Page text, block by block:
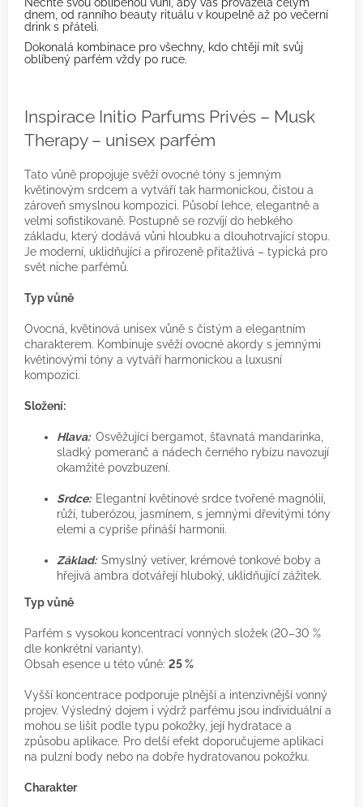
dnem, od ranního beauty rituálu v koupelně až po večerní
drink s přáteli.
Dokonalá kombinace pro všechny, kdo chtějí mít svůj
oblíbený parfém vždy po ruce.
Inspirace Initio Parfums Privés – Musk
Therapy – unisex parfém
Tato vůně propojuje svěží ovocné tóny s jemným
květinovým srdcem a vytváří tak harmonickou, čistou a
zároveň smyslnou kompozici. Působí lehce, elegantně a
velmi sofistikovaně. Postupně se rozvíjí do hebkého
základu, který dodává vůni hloubku a dlouhotrvající stopu.
Je moderní, uklidňující a přirozeně přitažlivá – typická pro
svět niche parfémů.
Typ vůně
Ovocná, květinová unisex vůně s čistým a elegantním
charakterem. Kombinuje svěží ovocné akordy s jemnými
květinovými tóny a vytváří harmonickou a luxusní
kompozici.
Složení:
Hlava: Osvěžující bergamot, šťavnatá mandarinka,
sladký pomeranč a nádech černého rybízu navozují
okamžité povzbuzení.
Srdce: Elegantní květinové srdce tvořené magnólií,
růží, tuberózou, jasmínem, s jemnými dřevitými tóny
elemi a cypriše přináší harmonii.
Základ: Smyslný vetiver, krémové tonkové boby a
hřejivá ambra dotvářejí hluboký, uklidňující zážitek.
Typ vůně
Parfém s vysokou koncentrací vonných složek (20–30 %
dle konkrétní varianty).
Obsah esence u této vůně: 25 %
Vyšší koncentrace podporuje plnější a intenzivnější vonný
projev. Výsledný dojem i výdrž parfému jsou individuální a
mohou se lišit podle typu pokožky, její hydratace a
způsobu aplikace. Pro delší efekt doporučujeme aplikaci
na pulzní body nebo na dobře hydratovanou pokožku.
Charakter